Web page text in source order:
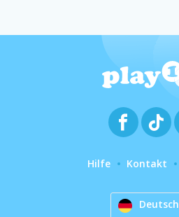
Hilfe Kontakt
Deutsch